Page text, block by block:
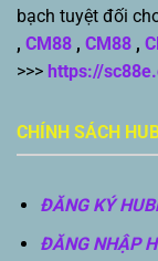
bạch tuyệt đối
, CM88 , CM88 ,
>>> https://
CHÍNH SÁCH
ĐĂNG KÝ
ĐĂNG NHẬP